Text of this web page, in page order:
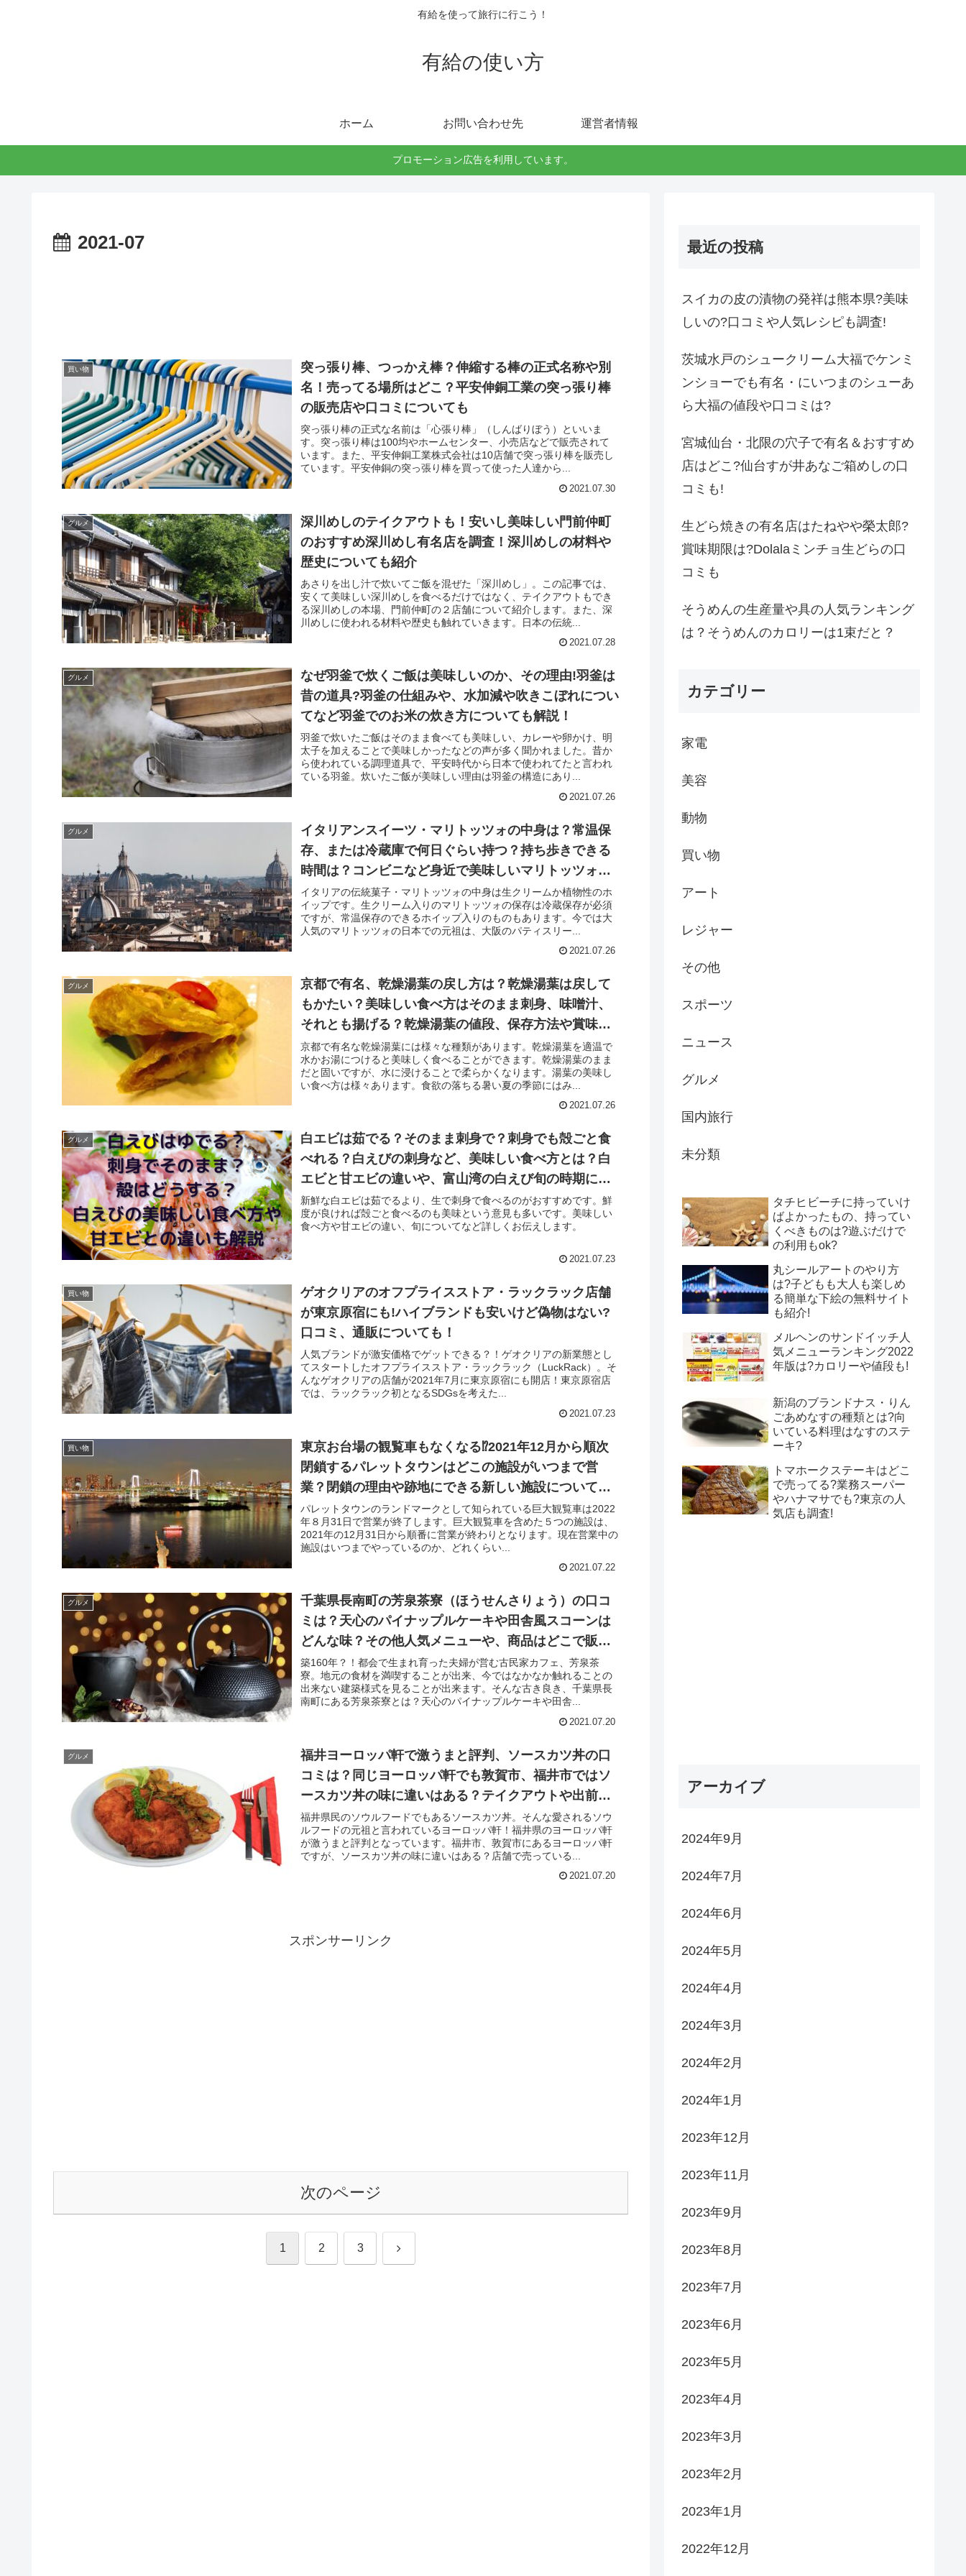
有給を使って旅行に行こう！
有給の使い方
ホーム お問い合わせ先 運営者情報
プロモーション広告を利用しています。
2021-07
買い物
突っ張り棒、つっかえ棒？伸縮する棒の正式名称や別
名！売ってる場所はどこ？平安伸銅工業の突っ張り棒
の販売店や口コミについても
突っ張り棒の正式な名前は「心張り棒」（しんばりぼう）といいま
す。突っ張り棒は100均やホームセンター、小売店などで販売されて
います。また、平安伸銅工業株式会社は10店舗で突っ張り棒を販売し
ています。平安伸銅の突っ張り棒を買って使った人達から...
2021.07.30
グルメ
深川めしのテイクアウトも！安いし美味しい門前仲町
のおすすめ深川めし有名店を調査！深川めしの材料や
歴史についても紹介
あさりを出し汁で炊いてご飯を混ぜた「深川めし」。この記事では、
安くて美味しい深川めしを食べるだけではなく、テイクアウトもでき
る深川めしの本場、門前仲町の２店舗について紹介します。また、深
川めしに使われる材料や歴史も触れていきます。日本の伝統...
2021.07.28
グルメ
なぜ羽釜で炊くご飯は美味しいのか、その理由!羽釜は
昔の道具?羽釜の仕組みや、水加減や吹きこぼれについ
てなど羽釜でのお米の炊き方についても解説！
羽釜で炊いたご飯はそのまま食べても美味しい、カレーや卵かけ、明
太子を加えることで美味しかったなどの声が多く聞かれました。昔か
ら使われている調理道具で、平安時代から日本で使われてたと言われ
ている羽釜。炊いたご飯が美味しい理由は羽釜の構造にあり...
2021.07.26
グルメ
イタリアンスイーツ・マリトッツォの中身は？常温保
存、または冷蔵庫で何日ぐらい持つ？持ち歩きできる
時間は？コンビニなど身近で美味しいマリトッツォが
売ってるお店も紹介！
イタリアの伝統菓子・マリトッツォの中身は生クリームか植物性のホ
イップです。生クリーム入りのマリトッツォの保存は冷蔵保存が必須
ですが、常温保存のできるホイップ入りのものもあります。今では大
人気のマリトッツォの日本での元祖は、大阪のパティスリー...
2021.07.26
グルメ
京都で有名、乾燥湯葉の戻し方は？乾燥湯葉は戻して
もかたい？美味しい食べ方はそのまま刺身、味噌汁、
それとも揚げる？乾燥湯葉の値段、保存方法や賞味期
限、栄養やカロリーについても調査
京都で有名な乾燥湯葉には様々な種類があります。乾燥湯葉を適温で
水かお湯につけると美味しく食べることができます。乾燥湯葉のまま
だと固いですが、水に浸けることで柔らかくなります。湯葉の美味し
い食べ方は様々あります。食欲の落ちる暑い夏の季節にはみ...
2021.07.26
グルメ
白エビは茹でる？そのまま刺身で？刺身でも殻ごと食
べれる？白えびの刺身など、美味しい食べ方とは？白
エビと甘エビの違いや、富山湾の白えび旬の時期につ
いても！
新鮮な白エビは茹でるより、生で刺身で食べるのがおすすめです。鮮
度が良ければ殻ごと食べるのも美味という意見も多いです。美味しい
食べ方や甘エビの違い、旬についてなど詳しくお伝えします。
2021.07.23
買い物
ゲオクリアのオフプライスストア・ラックラック店舗
が東京原宿にも!ハイブランドも安いけど偽物はない?
口コミ、通販についても！
人気ブランドが激安価格でゲットできる？！ゲオクリアの新業態とし
てスタートしたオフプライスストア・ラックラック（LuckRack）。そ
んなゲオクリアの店舗が2021年7月に東京原宿にも開店！東京原宿店
では、ラックラック初となるSDGsを考えた...
2021.07.23
買い物
東京お台場の観覧車もなくなる⁉︎2021年12月から順次
閉鎖するパレットタウンはどこの施設がいつまで営
業？閉鎖の理由や跡地にできる新しい施設についても
調査
パレットタウンのランドマークとして知られている巨大観覧車は2022
年８月31日で営業が終了します。巨大観覧車を含めた５つの施設は、
2021年の12月31日から順番に営業が終わりとなります。現在営業中の
施設はいつまでやっているのか、どれくらい...
2021.07.22
グルメ
千葉県長南町の芳泉茶寮（ほうせんさりょう）の口コ
ミは？天心のパイナップルケーキや田舎風スコーンは
どんな味？その他人気メニューや、商品はどこで販売
されているのかについても調査！
築160年？！都会で生まれ育った夫婦が営む古民家カフェ、芳泉茶
寮。地元の食材を満喫することが出来、今ではなかなか触れることの
出来ない建築様式を見ることが出来ます。そんな古き良き、千葉県長
南町にある芳泉茶寮とは？天心のパイナップルケーキや田舎...
2021.07.20
グルメ
福井ヨーロッパ軒で激うまと評判、ソースカツ丼の口
コミは？同じヨーロッパ軒でも敦賀市、福井市ではソ
ースカツ丼の味に違いはある？テイクアウトや出前注
文、店舗で売ってるお土産についても！
福井県民のソウルフードでもあるソースカツ丼。そんな愛されるソウ
ルフードの元祖と言われているヨーロッパ軒！福井県のヨーロッパ軒
が激うまと評判となっています。福井市、敦賀市にあるヨーロッパ軒
ですが、ソースカツ丼の味に違いはある？店舗で売っている...
2021.07.20
スポンサーリンク
次のページ
1 2 3 次
最近の投稿
スイカの皮の漬物の発祥は熊本県?美味
しいの?口コミや人気レシピも調査!
茨城水戸のシュークリーム大福でケンミ
ンショーでも有名・にいつまのシューあ
ら大福の値段や口コミは?
宮城仙台・北限の穴子で有名＆おすすめ
店はどこ?仙台すが井あなご箱めしの口
コミも!
生どら焼きの有名店はたねやや榮太郎?
賞味期限は?Dolalaミンチョ生どらの口
コミも
そうめんの生産量や具の人気ランキング
は？そうめんのカロリーは1束だと？
カテゴリー
家電
美容
動物
買い物
アート
レジャー
その他
スポーツ
ニュース
グルメ
国内旅行
未分類
タチヒビーチに持っていけ
ばよかったもの、持ってい
くべきものは?遊ぶだけで
の利用もok?
丸シールアートのやり方
は?子どもも大人も楽しめ
る簡単な下絵の無料サイト
も紹介!
メルヘンのサンドイッチ人
気メニューランキング2022
年版は?カロリーや値段も!
新潟のブランドナス・りん
ごあめなすの種類とは?向
いている料理はなすのステ
ーキ?
トマホークステーキはどこ
で売ってる?業務スーパー
やハナマサでも?東京の人
気店も調査!
アーカイブ
2024年9月
2024年7月
2024年6月
2024年5月
2024年4月
2024年3月
2024年2月
2024年1月
2023年12月
2023年11月
2023年9月
2023年8月
2023年7月
2023年6月
2023年5月
2023年4月
2023年3月
2023年2月
2023年1月
2022年12月